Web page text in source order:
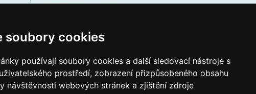
soubory cookies
používají soubory cookies a další sledovací nástroje s
prostředí, zobrazení přizpůsobeného obsahu
návštěvnosti webových stránek a zjištění zdroje
(více informací
Elektronická podatelna:
posta@msmtgov cz